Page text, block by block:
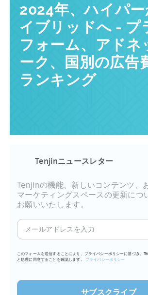
2024年、ハイパ
イブリッドへ - プ
フォーム、アドネ
ーク、国別の広告
ランキング
Tenjinニュースレター
Tenjinの機能、新しいコンテンツ、
マーケティングスペースの更新につ
お願いいたします。
メ
ー
ア
レ
このフォームを送信することにより、プライバシーポリシーに基づき、
と処理に同意することを確認します。
プライバシーポリシー